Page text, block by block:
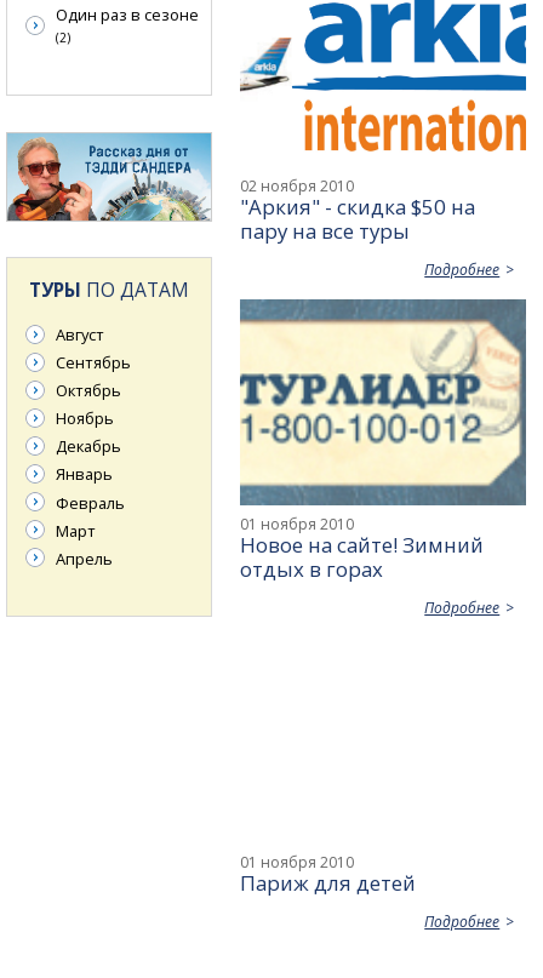
02 ноября 2010
"Аркия" - скидка $50 на
пару на все туры
Подробнее
01 ноября 2010
Новое на сайте! Зимний
отдых в горах
Подробнее
01 ноября 2010
Париж для детей
Подробнее
Один раз в сезоне
(2)
ТУРЫ ПО ДАТАМ
Август
Сентябрь
Октябрь
Ноябрь
Декабрь
Январь
Февраль
Март
Апрель